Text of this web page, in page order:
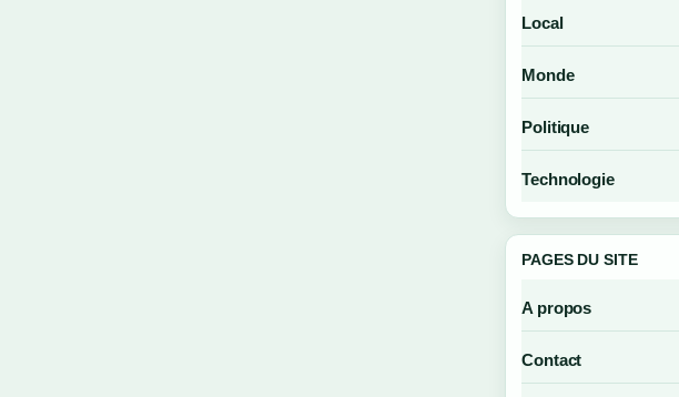
Local
Monde
Politique
Technologie
PAGES DU SITE
A propos
Contact